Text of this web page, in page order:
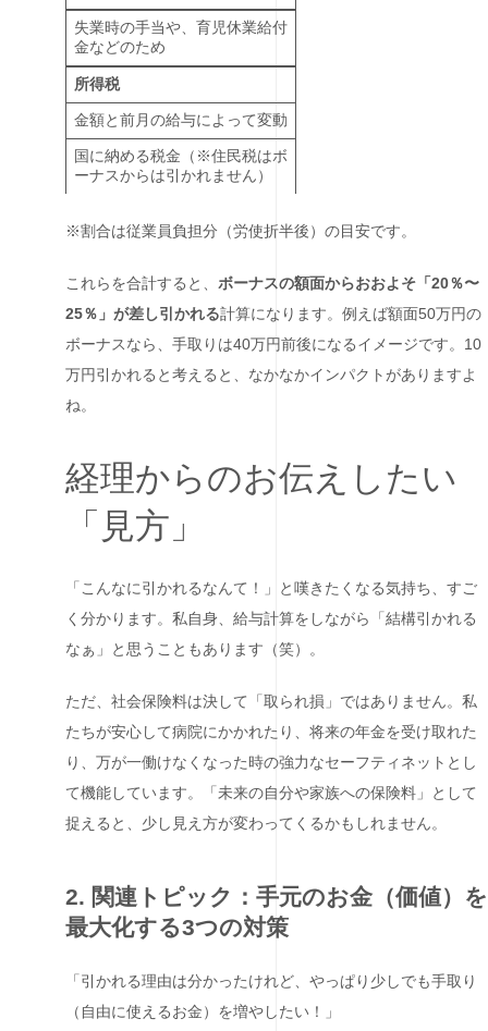
失業時の手当や、育児休業給付
金などのため
所得税
金額と前月の給与によって変動
国に納める税金（※住民税はボ
ーナスからは引かれません）
※割合は従業員負担分（労使折半後）の目安です。
これらを合計すると、 ボーナスの額面からおおよそ「20％〜
25％」が差し引かれる計算になります。例えば額面50万円の
ボーナスなら、手取りは40万円前後になるイメージです。10
万円引かれると考えると、なかなかインパクトがありますよ
ね。
経理からのお伝えしたい
「見方」
「こんなに引かれるなんて！」と嘆きたくなる気持ち、すご
く分かります。私自身、給与計算をしながら「結構引かれる
なぁ」と思うこともあります（笑）。
ただ、社会保険料は決して「取られ損」ではありません。私
たちが安心して病院にかかれたり、将来の年金を受け取れた
り、万が一働けなくなった時の強力なセーフティネットとし
て機能しています。「未来の自分や家族への保険料」として
捉えると、少し見え方が変わってくるかもしれません。
2. 関連トピック：手元のお金（価値）を
最大化する3つの対策
「引かれる理由は分かったけれど、やっぱり少しでも手取り
（自由に使えるお金）を増やしたい！」